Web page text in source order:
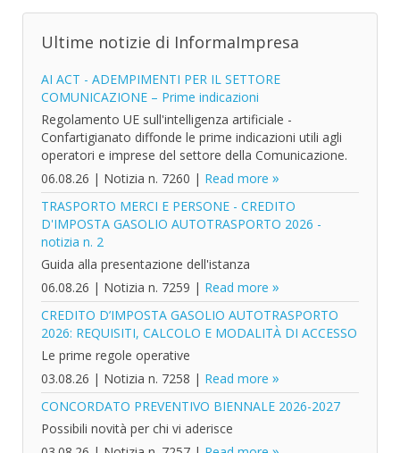
Ultime notizie di InformaImpresa
AI ACT - ADEMPIMENTI PER IL SETTORE
COMUNICAZIONE – Prime indicazioni
Regolamento UE sull'intelligenza artificiale -
Confartigianato diffonde le prime indicazioni utili agli
operatori e imprese del settore della Comunicazione.
06.08.26 | Notizia n. 7260 | Read more
TRASPORTO MERCI E PERSONE - CREDITO
D'IMPOSTA GASOLIO AUTOTRASPORTO 2026 -
notizia n. 2
Guida alla presentazione dell'istanza
06.08.26 | Notizia n. 7259 | Read more
CREDITO D’IMPOSTA GASOLIO AUTOTRASPORTO
2026: REQUISITI, CALCOLO E MODALITÀ DI ACCESSO
Le prime regole operative
03.08.26 | Notizia n. 7258 | Read more
CONCORDATO PREVENTIVO BIENNALE 2026-2027
Possibili novità per chi vi aderisce